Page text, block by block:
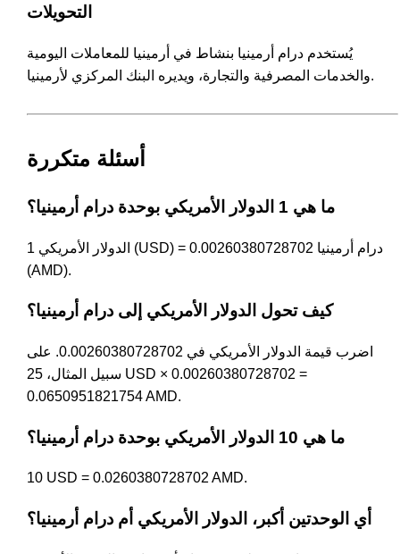
التحويلات
يُستخدم درام أرمينيا بنشاط في أرمينيا للمعاملات اليومية
والخدمات المصرفية والتجارة، ويديره البنك المركزي لأرمينيا.
أسئلة متكررة
ما هي 1 الدولار الأمريكي بوحدة درام أرمينيا؟
1 الدولار الأمريكي (USD) = 0.00260380728702 درام أرمينيا
(AMD).
كيف تحول الدولار الأمريكي إلى درام أرمينيا؟
اضرب قيمة الدولار الأمريكي في 0.00260380728702. على
سبيل المثال، 25 USD × 0.00260380728702 =
0.0650951821754 AMD.
ما هي 10 الدولار الأمريكي بوحدة درام أرمينيا؟
10 USD = 0.0260380728702 AMD.
أي الوحدتين أكبر، الدولار الأمريكي أم درام أرمينيا؟